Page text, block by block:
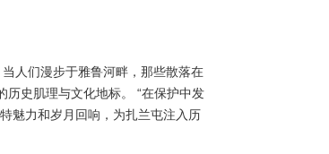
人们漫步于雅鲁河畔，那些散落在
史肌理与文化地标。 “在保护中发
魅力和岁月回响，为扎兰屯注入历